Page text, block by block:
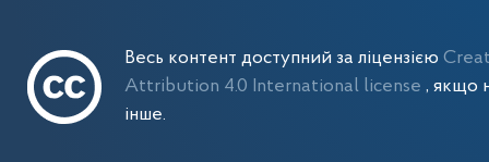
Весь контент доступний за ліцензією
Attribution 4.0 International license, якщо
інше.